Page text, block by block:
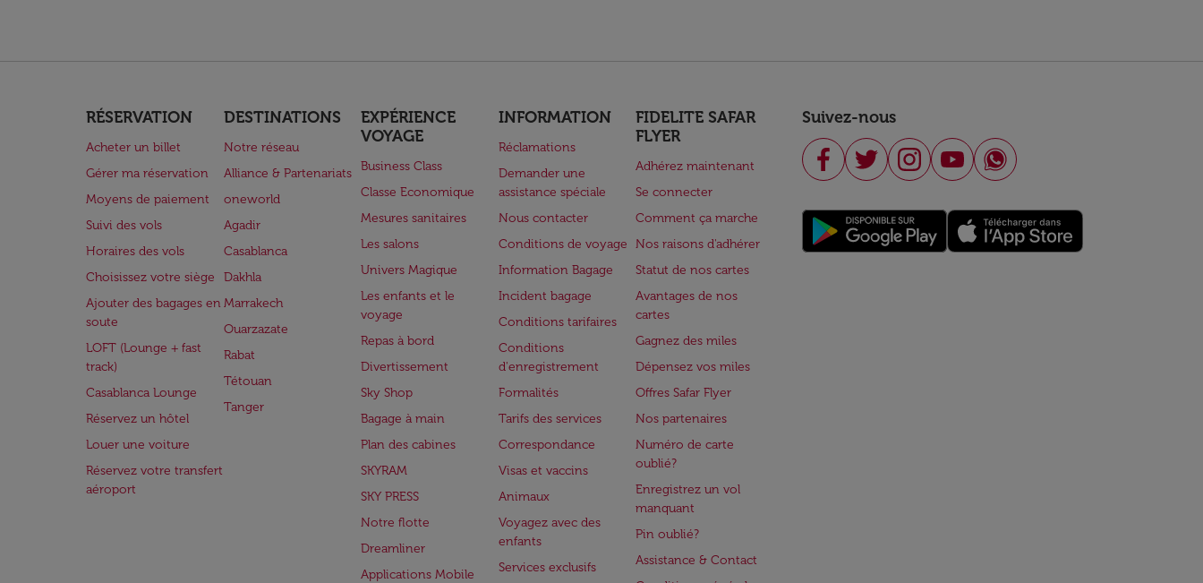
RÉSERVATION
Acheter un billet
Gérer ma réservation
Moyens de paiement
Suivi des vols
Horaires des vols
Choisissez votre siège
Ajouter des bagages en
soute
LOFT (Lounge + fast
track)
Casablanca Lounge
Réservez un hôtel
Louer une voiture
Réservez votre transfert
aéroport
DESTINATIONS
Notre réseau
Alliance & Partenariats
oneworld
Agadir
Casablanca
Dakhla
Marrakech
Ouarzazate
Rabat
Tétouan
Tanger
EXPÉRIENCE
VOYAGE
Business Class
Classe Economique
Mesures sanitaires
Les salons
Univers Magique
Les enfants et le
voyage
Repas à bord
Divertissement
Sky Shop
Bagage à main
Plan des cabines
SKYRAM
SKY PRESS
Notre flotte
Dreamliner
Applications Mobile
INFORMATION
Réclamations
Demander une
assistance spéciale
Nous contacter
Conditions de voyage
Information Bagage
Incident bagage
Conditions tarifaires
Conditions
d'enregistrement
Formalités
Tarifs des services
Correspondance
Visas et vaccins
Animaux
Voyagez avec des
enfants
Services exclusifs
FIDELITE SAFAR
FLYER
Adhérez maintenant
Se connecter
Comment ça marche
Nos raisons d'adhérer
Statut de nos cartes
Avantages de nos
cartes
Gagnez des miles
Dépensez vos miles
Offres Safar Flyer
Nos partenaires
Numéro de carte
oublié?
Enregistrez un vol
manquant
Pin oublié?
Assistance & Contact
Suivez-nous